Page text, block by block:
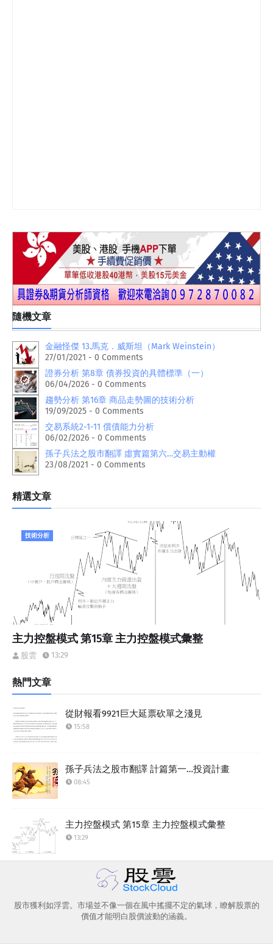
隨機文章
金融怪傑 13.馬克．威斯坦（Mark Weinstein）
27/01/2021 - 0 Comments
證券分析 第8章 債券投資的具體標準（一）
06/04/2026 - 0 Comments
趨勢分析 第16章 商品走勢圖的技術分析
19/09/2025 - 0 Comments
交易系統2-1-11 償債能力分析
06/02/2026 - 0 Comments
孫子兵法之股市翻譯 虛實篇第六…交易主動權
23/08/2021 - 0 Comments
精選文章
技術分析
主力控盤模式 第15章 主力控盤模式彙整
股雲 13:29
熱門文章
從財報看9921巨大延票砍單之淺見
15:58
孫子兵法之股市翻譯 計篇第一…投資計畫
08:45
主力控盤模式 第15章 主力控盤模式彙整
13:29
股市獲利如浮雲。市場並不像一個在風中搖擺不定的氣球，瞭解股票的
價值才能明白股價波動的涵義。